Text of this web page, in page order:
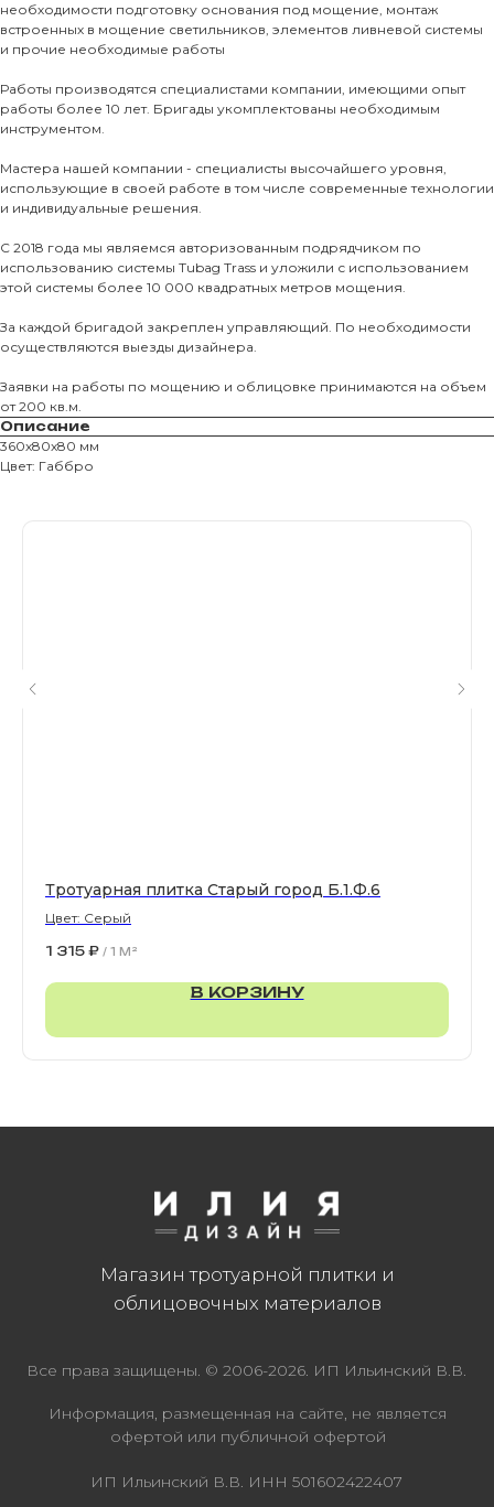
необходимости подготовку основания под мощение, монтаж
встроенных в мощение светильников, элементов ливневой системы
и прочие необходимые работы
Работы производятся специалистами компании, имеющими опыт
работы более 10 лет. Бригады укомплектованы необходимым
инструментом.
Мастера нашей компании - специалисты высочайшего уровня,
использующие в своей работе в том числе современные технологии
и индивидуальные решения.
С 2018 года мы являемся авторизованным подрядчиком по
использованию системы Tubag Trass и уложили с использованием
этой системы более 10 000 квадратных метров мощения.
За каждой бригадой закреплен управляющий. По необходимости
осуществляются выезды дизайнера.
Заявки на работы по мощению и облицовке принимаются на объем
от 200 кв.м.
Описание
360х80х80 мм
Цвет: Габбро
Тротуарная плитка Старый город Б.1.Ф.6
Цвет: Серый
1 315 ₽ / 1 M²
В КОРЗИНУ
ПОМОЩЬ
Навесы,
Ступени и